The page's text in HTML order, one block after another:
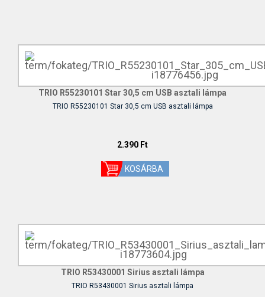
TRIO R55230101 Star 30,5 cm USB asztali lámpa
TRIO R55230101 Star 30,5 cm USB asztali lámpa
2.390 Ft
TRIO R53430001 Sirius asztali lámpa
TRIO R53430001 Sirius asztali lámpa